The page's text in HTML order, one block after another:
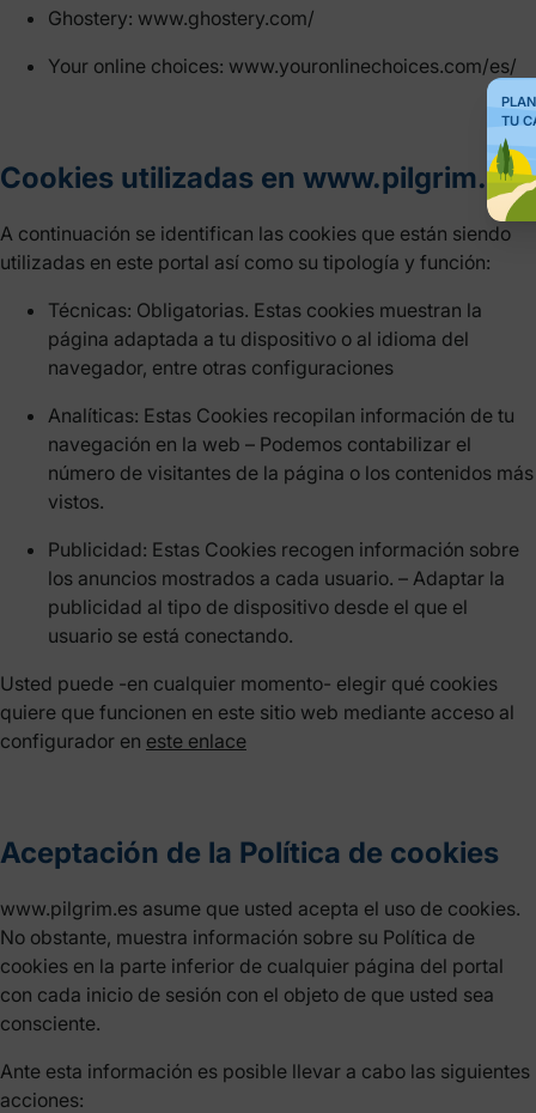
TU
Ghostery: www.ghostery.com/
Your online choices: www.youronlinechoices.com/es/
Cookies utilizadas en www.pilgrim.es
A continuación se identifican las cookies que están siendo
utilizadas en este portal así como su tipología y función:
Técnicas: Obligatorias. Estas cookies muestran la
página adaptada a tu dispositivo o al idioma del
navegador, entre otras configuraciones
Analíticas: Estas Cookies recopilan información de tu
navegación en la web – Podemos contabilizar el
número de visitantes de la página o los contenidos más
vistos.
Publicidad: Estas Cookies recogen información sobre
los anuncios mostrados a cada usuario. – Adaptar la
publicidad al tipo de dispositivo desde el que el
usuario se está conectando.
Usted puede -en cualquier momento- elegir qué cookies
quiere que funcionen en este sitio web mediante acceso al
configurador en este enlace
Aceptación de la Política de cookies
www.pilgrim.es asume que usted acepta el uso de cookies.
No obstante, muestra información sobre su Política de
cookies en la parte inferior de cualquier página del portal
con cada inicio de sesión con el objeto de que usted sea
consciente.
Ante esta información es posible llevar a cabo las siguientes
acciones: